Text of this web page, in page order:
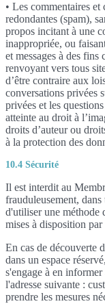
• Les commentaires
redondantes (spam),
propos incitant à une
inappropriée, ou
et messages à des
renvoyant vers tous
d’être contraire aux
conversations privées
privées et les
atteinte au droit à
droits d’auteur ou
à la protection des
10.4 Sécurité
Il est interdit au
frauduleusement,
d'utiliser une méthode
mises à disposition
En cas de découverte
dans un espace
s'engage à en
l'adresse suivante :
prendre les mesures